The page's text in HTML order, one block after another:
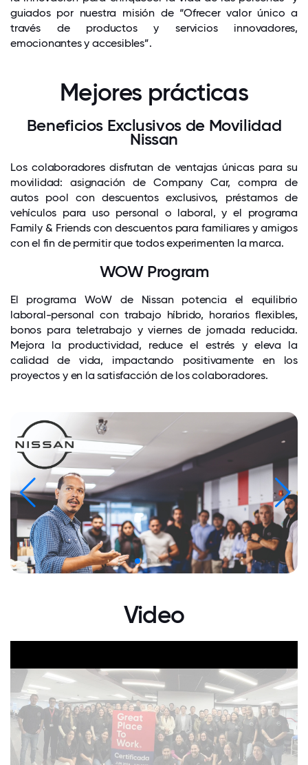
guiados por nuestra misión de “Ofrecer valor único a
través de productos y servicios innovadores,
emocionantes y accesibles”.
Mejores prácticas
Beneficios Exclusivos de Movilidad
Nissan
Los colaboradores disfrutan de ventajas únicas para su
movilidad: asignación de Company Car, compra de
autos pool con descuentos exclusivos, préstamos de
vehículos para uso personal o laboral, y el programa
Family & Friends con descuentos para familiares y amigos
con el fin de permitir que todos experimenten la marca.
WOW Program
El programa WoW de Nissan potencia el equilibrio
laboral-personal con trabajo híbrido, horarios flexibles,
bonos para teletrabajo y viernes de jornada reducida.
Mejora la productividad, reduce el estrés y eleva la
calidad de vida, impactando positivamente en los
proyectos y en la satisfacción de los colaboradores.
Video